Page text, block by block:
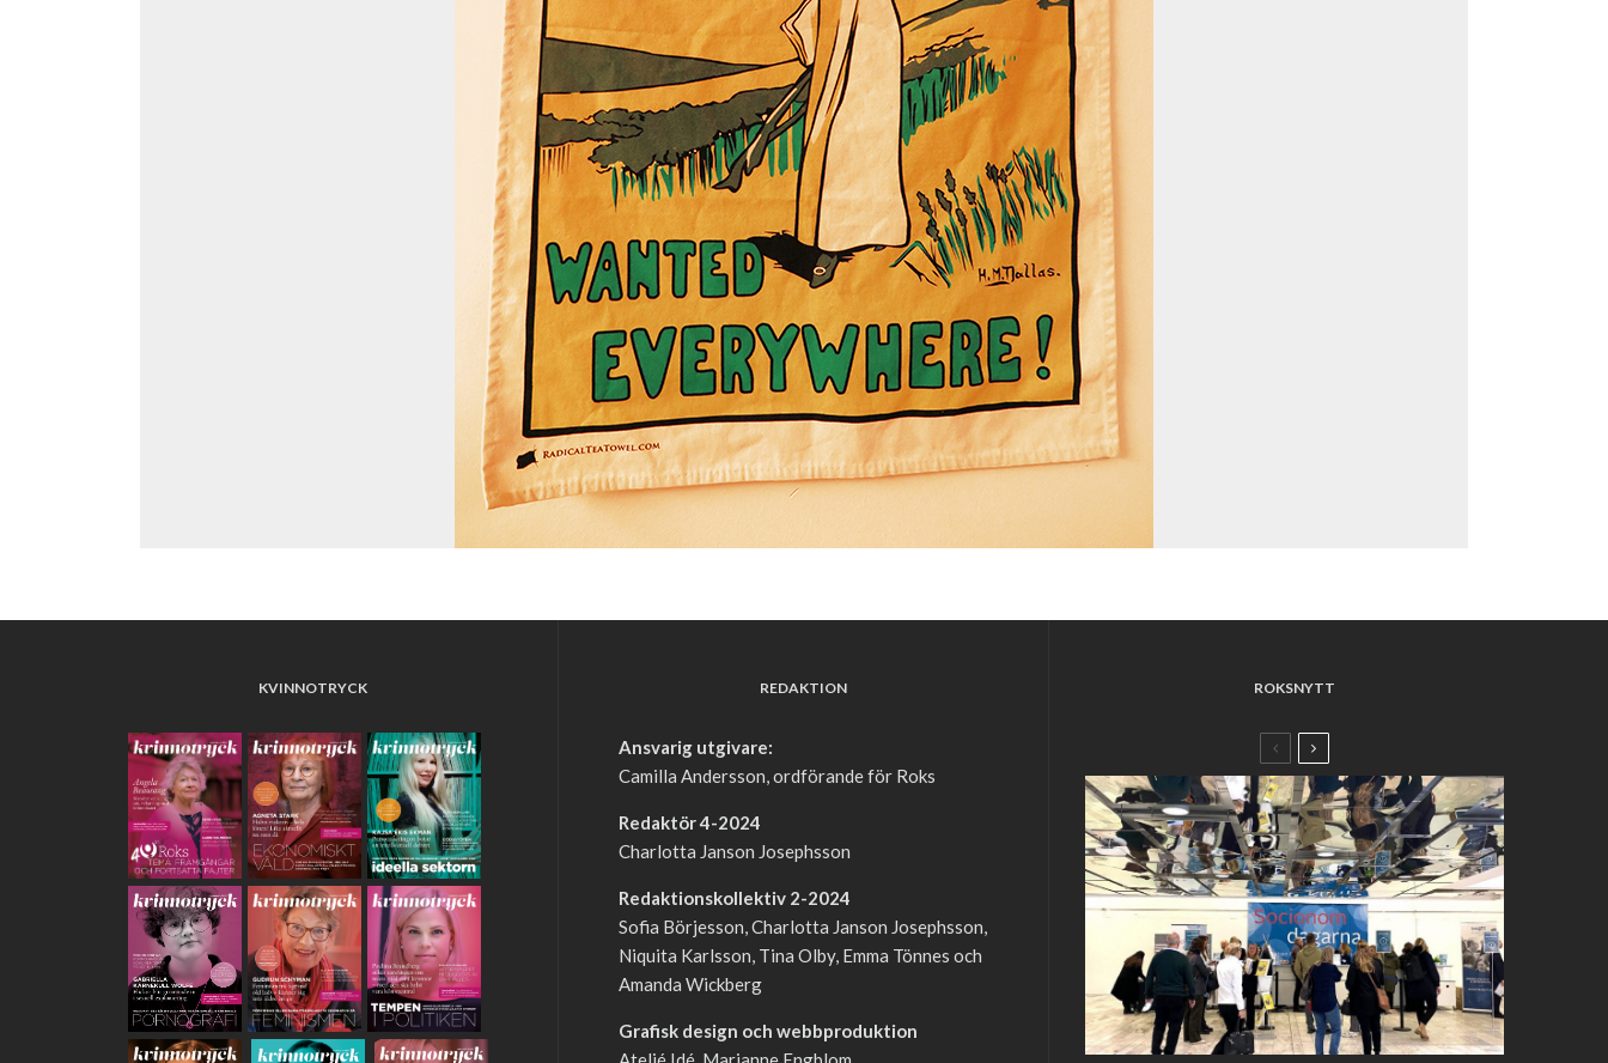
KVINNOTRYCK REDAKTION
Ansvarig utgivare:
Camilla Andersson, ordförande för Roks
Redaktör 4-2024
Charlotta Janson Josephsson
Redaktionskollektiv 2-2024
Sofia Börjesson, Charlotta Janson Josephsson,
Niquita Karlsson, Tina Olby, Emma Tönnes och
Amanda Wickberg
Grafisk design och webbproduktion
ROKSNYTT